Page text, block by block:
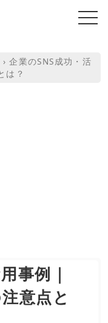
›企業のSNS成功・活
は？
事例｜
意点と